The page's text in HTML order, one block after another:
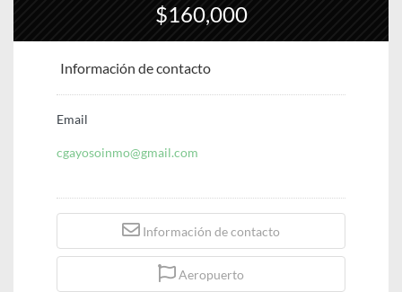
$160,000
Información de contacto
Email
cgayosoinmo@gmail.com
Información de contacto
Aeropuerto